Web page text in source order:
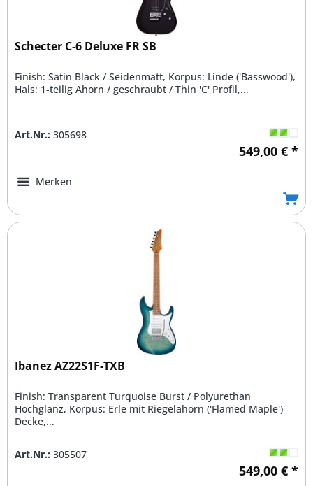
Schecter C-6 Deluxe FR SB
Finish: Satin Black / Seidenmatt, Korpus: Linde ('Basswood'),
Hals: 1-teilig Ahorn / geschraubt / Thin 'C' Profil,...
Art.Nr.: 305698
549,00 € *
Merken
Ibanez AZ22S1F-TXB
Finish: Transparent Turquoise Burst / Polyurethan
Hochglanz, Korpus: Erle mit Riegelahorn ('Flamed Maple')
Decke,...
Art.Nr.: 305507
549,00 € *